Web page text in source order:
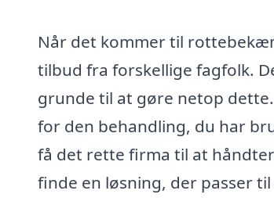
Når det kommer til
tilbud fra forskellige fagfolk.
grunde til at gøre netop
for den behandling, du har
få det rette firma til at
finde en løsning, der passer